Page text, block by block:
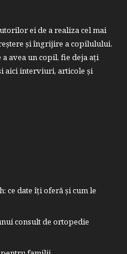
ei de a realiza cel mai
şi îngrijire a copilulului.
avea un copil, fie deja aţi
aici interviuri, articole şi
ce date îți oferă și cum le
consult de ortopedie